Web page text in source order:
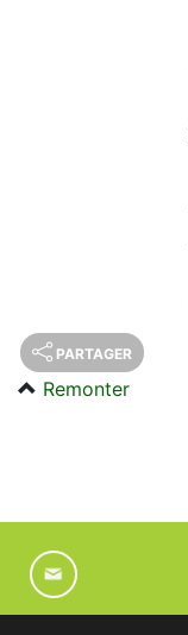
PARTAGER
Remonter